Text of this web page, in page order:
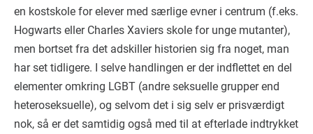
en kostskole for elever med særlige evner i centrum (f.eks.
Hogwarts eller Charles Xaviers skole for unge mutanter),
men bortset fra det adskiller historien sig fra noget, man
har set tidligere. I selve handlingen er der indflettet en del
elementer omkring LGBT (andre seksuelle grupper end
heteroseksuelle), og selvom det i sig selv er prisværdigt
nok, så er det samtidig også med til at efterlade indtrykket